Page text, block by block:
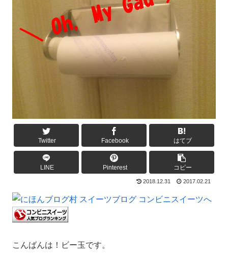
Twitter Facebook はてブ
LINE Pinterest コピー
2018.12.31 2017.02.21
こんばんは！ビー玉です。